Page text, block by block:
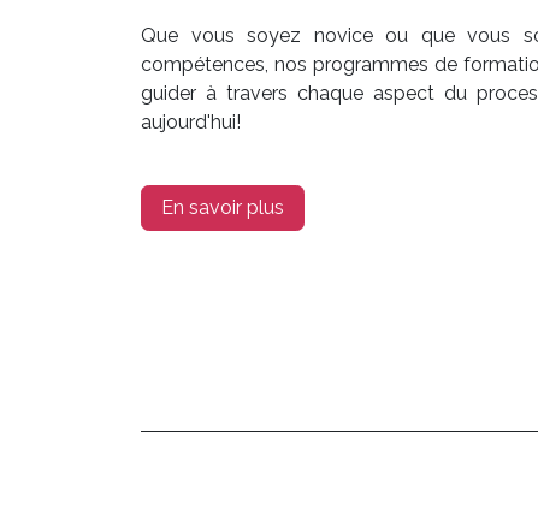
Que vous soyez novice ou que vous
compétences, nos programmes de
guider à travers chaque aspect du
aujourd'hui!
En savoir plus